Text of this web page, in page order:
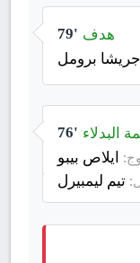
79' هدف
جريشا برومل
76' البدلاء
ايلاص بيبو
تيم ليمبيرل